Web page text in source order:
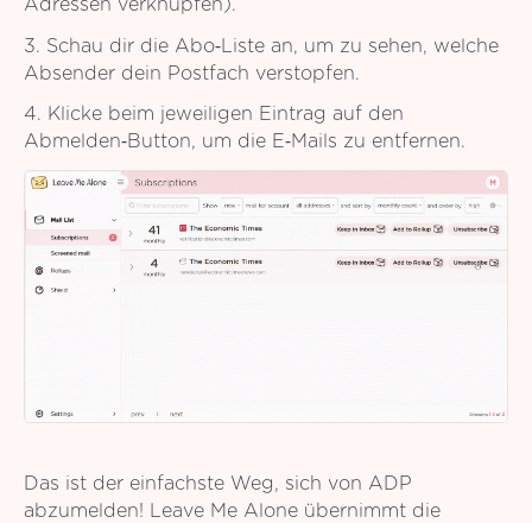
Adressen verknüpfen).
3. Schau dir die Abo‑Liste an, um zu sehen, welche
Absender dein Postfach verstopfen.
4. Klicke beim jeweiligen Eintrag auf den
Abmelden‑Button, um die E‑Mails zu entfernen.
Das ist der einfachste Weg, sich von ADP
abzumelden! Leave Me Alone übernimmt die